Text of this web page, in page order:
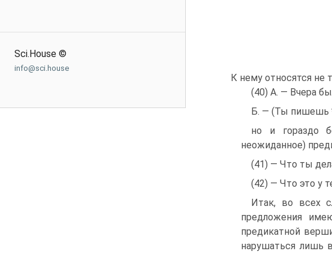
Sci.House ©
info@sci.house
К нему относятся не
(40) А. — Вчера
Б. — (Ты пишешь
но и гораздо
неожиданное)
(41) — Что ты
(42) — Что это у
Итак, во всех
предложения
предикатной
нарушаться лишь